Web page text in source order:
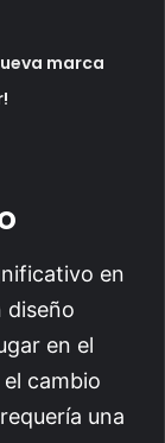
marca
en
diseño
en el
cambio
una